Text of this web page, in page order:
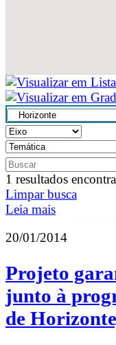
1 resultados
Limpar busca
Leia mais
20/01/2014
Projeto
junto à
de